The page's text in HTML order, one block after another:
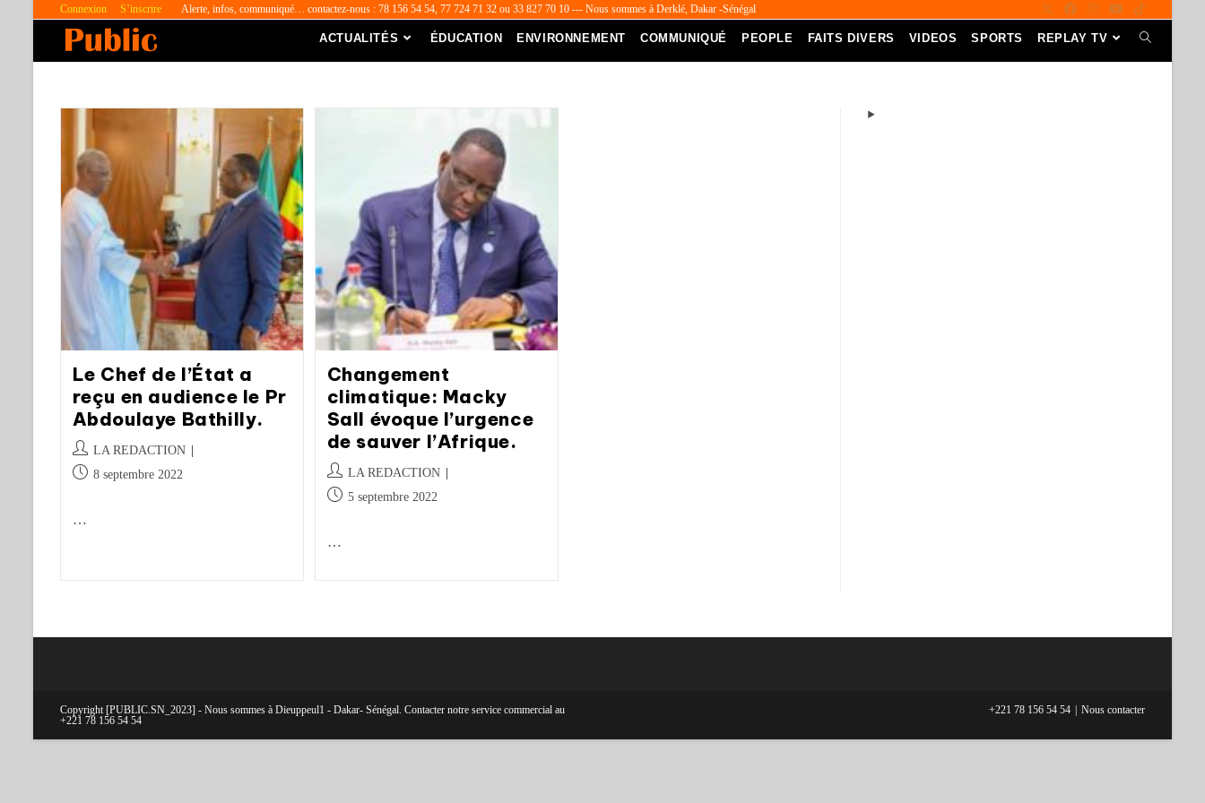
Connexion S’inscrire Alerte, infos, communiqué… contactez-nous : 78 156 54 54, 77 724 71 32 ou 33 827 70 10 --- Nous sommes à Derklé, Dakar -Sénégal
ACTUALITÉS ÉDUCATION ENVIRONNEMENT COMMUNIQUÉ PEOPLE FAITS DIVERS VIDEOS SPORTS REPLAY TV
Le Chef de l’État a
reçu en audience le Pr
Abdoulaye Bathilly.
LA REDACTION
8 septembre 2022
…
Changement
climatique: Macky
Sall évoque l’urgence
de sauver l’Afrique.
LA REDACTION
5 septembre 2022
…
+221 78 156 54 54 Nous contacter
Copyright [PUBLIC.SN_2023] - Nous sommes à Dieuppeul1 - Dakar- Sénégal. Contacter notre service commercial au
+221 78 156 54 54